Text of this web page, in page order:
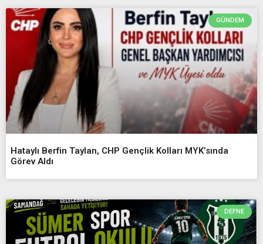
GÜNDEM
Hataylı Berfin Taylan, CHP Gençlik Kolları MYK’sında
Görev Aldı
DEFNE